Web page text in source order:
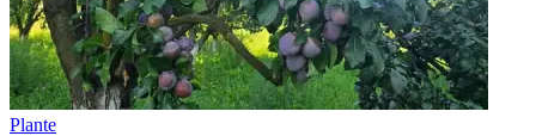
Plante